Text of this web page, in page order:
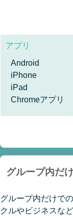
アプリ
Android
iPhone
iPad
Chromeアプリ
グループ内だ
グループ内だけで
クルやビジネスな